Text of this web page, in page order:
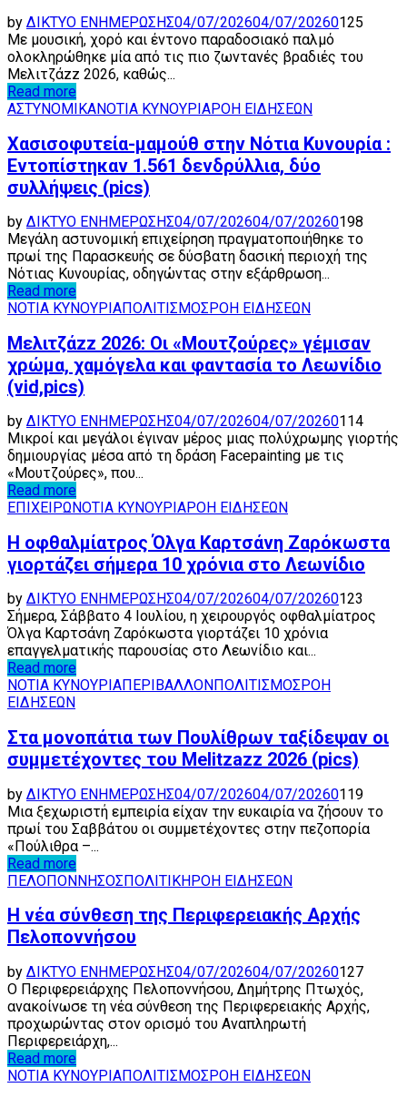
by ΔΙΚΤΥΟ ΕΝΗΜΕΡΩΣΗΣ04/07/202604/07/20260125
Με μουσική, χορό και έντονο παραδοσιακό παλμό
ολοκληρώθηκε μία από τις πιο ζωντανές βραδιές του
Μελιτζάzz 2026, καθώς...
Read more
ΑΣΤΥΝΟΜΙΚΑΝΟΤΙΑ ΚΥΝΟΥΡΙΑΡΟΗ ΕΙΔΗΣΕΩΝ
Χασισοφυτεία-μαμούθ στην Νότια Κυνουρία :
Εντοπίστηκαν 1.561 δενδρύλλια, δύο
συλλήψεις (pics)
by ΔΙΚΤΥΟ ΕΝΗΜΕΡΩΣΗΣ04/07/202604/07/20260198
Μεγάλη αστυνομική επιχείρηση πραγματοποιήθηκε το
πρωί της Παρασκευής σε δύσβατη δασική περιοχή της
Νότιας Κυνουρίας, οδηγώντας στην εξάρθρωση...
Read more
ΝΟΤΙΑ ΚΥΝΟΥΡΙΑΠΟΛΙΤΙΣΜΟΣΡΟΗ ΕΙΔΗΣΕΩΝ
Μελιτζάzz 2026: Οι «Μουτζούρες» γέμισαν
χρώμα, χαμόγελα και φαντασία το Λεωνίδιο
(vid,pics)
by ΔΙΚΤΥΟ ΕΝΗΜΕΡΩΣΗΣ04/07/202604/07/20260114
Μικροί και μεγάλοι έγιναν μέρος μιας πολύχρωμης γιορτής
δημιουργίας μέσα από τη δράση Facepainting με τις
«Μουτζούρες», που...
Read more
ΕΠΙΧΕΙΡΩ ΝΟΤΙΑ ΚΥΝΟΥΡΙΑΡΟΗ ΕΙΔΗΣΕΩΝ
Η οφθαλμίατρος Όλγα Καρτσάνη Ζαρόκωστα
γιορτάζει σήμερα 10 χρόνια στο Λεωνίδιο
by ΔΙΚΤΥΟ ΕΝΗΜΕΡΩΣΗΣ04/07/202604/07/20260123
Σήμερα, Σάββατο 4 Ιουλίου, η χειρουργός οφθαλμίατρος
Όλγα Καρτσάνη Ζαρόκωστα γιορτάζει 10 χρόνια
επαγγελματικής παρουσίας στο Λεωνίδιο και...
Read more
ΝΟΤΙΑ ΚΥΝΟΥΡΙΑΠΕΡΙΒΑΛΛΟΝ ΠΟΛΙΤΙΣΜΟΣ ΡΟΗ
ΕΙΔΗΣΕΩΝ
Στα μονοπάτια των Πουλίθρων ταξίδεψαν οι
συμμετέχοντες του Melitzazz 2026 (pics)
by ΔΙΚΤΥΟ ΕΝΗΜΕΡΩΣΗΣ04/07/202604/07/20260119
Μια ξεχωριστή εμπειρία είχαν την ευκαιρία να ζήσουν το
πρωί του Σαββάτου οι συμμετέχοντες στην πεζοπορία
«Πούλιθρα –...
Read more
ΠΕΛΟΠΟΝΝΗΣΟΣΠΟΛΙΤΙΚΗΡΟΗ ΕΙΔΗΣΕΩΝ
Η νέα σύνθεση της Περιφερειακής Αρχής
Πελοποννήσου
by ΔΙΚΤΥΟ ΕΝΗΜΕΡΩΣΗΣ04/07/202604/07/20260127
Ο Περιφερειάρχης Πελοποννήσου, Δημήτρης Πτωχός,
ανακοίνωσε τη νέα σύνθεση της Περιφερειακής Αρχής,
προχωρώντας στον ορισμό του Αναπληρωτή
Περιφερειάρχη,...
Read more
ΝΟΤΙΑ ΚΥΝΟΥΡΙΑΠΟΛΙΤΙΣΜΟΣΡΟΗ ΕΙΔΗΣΕΩΝ